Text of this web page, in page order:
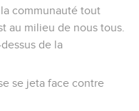
la communauté tout
au milieu de nous tous.
de la
se jeta face contre